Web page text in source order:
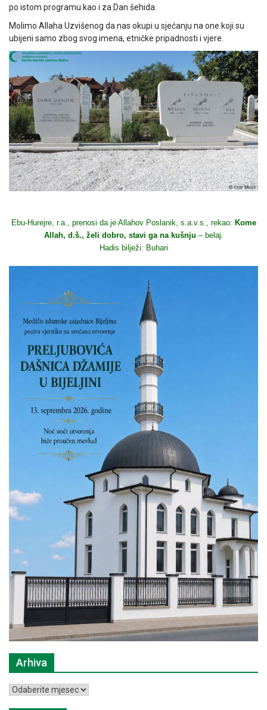
po istom programu kao i za Dan šehida.
Molimo Allaha Uzvišenog da nas okupi u sjećanju na one koji su
ubijeni samo zbog svog imena, etničke pripadnosti i vjere.
Ebu-Hurejre, r.a., prenosi da je Allahov Poslanik, s.a.v.s., rekao: Kome
Allah, d.š., želi dobro, stavi ga na kušnju – belaj.
Hadis bilježi: Buhari
Arhiva
Arhiva